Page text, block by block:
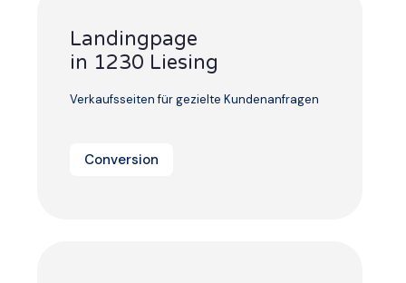
Landingpage
in 1230 Liesing
Verkaufsseiten für gezielte Kundenanfragen
Conversion